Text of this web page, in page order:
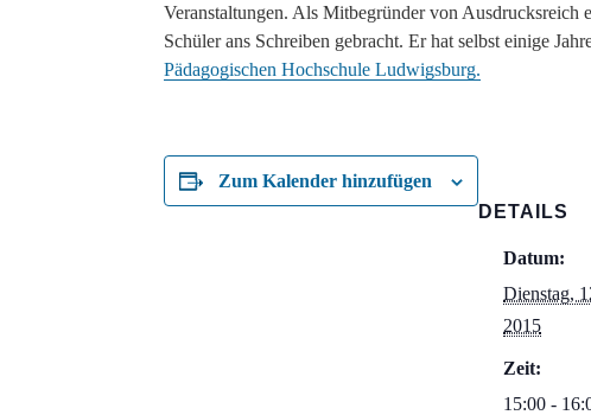
Veranstaltungen. Als Mitbegründer von Ausdrucksreich
Schüler ans Schreiben gebracht. Er hat selbst einige
Pädagogischen Hochschule Ludwigsburg.
Zum Kalender hinzufügen
DETAILS
Datum:
Dienstag,
2015
Zeit:
15:00 -